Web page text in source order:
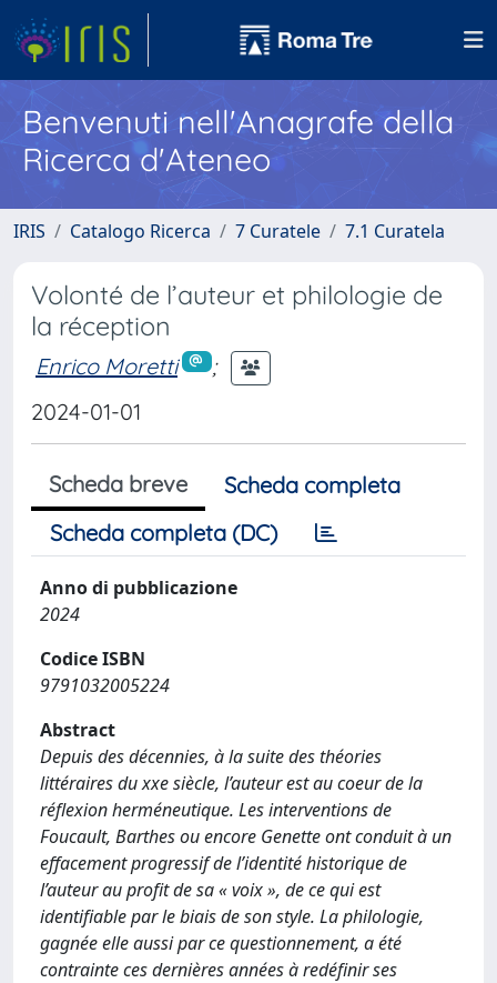
Benvenuti nell'Anagrafe della
Ricerca d'Ateneo
IRIS Catalogo Ricerca 7 Curatele 7.1 Curatela
Volonté de l’auteur et philologie de
la réception
Enrico Moretti
;
2024-01-01
Scheda breve
Scheda completa
Scheda completa (DC)
Anno di pubblicazione
2024
Codice ISBN
9791032005224
Abstract
Depuis des décennies, à la suite des théories
littéraires du xxe siècle, l’auteur est au coeur de la
réflexion herméneutique. Les interventions de
Foucault, Barthes ou encore Genette ont conduit à un
effacement progressif de l’identité historique de
l’auteur au profit de sa « voix », de ce qui est
identifiable par le biais de son style. La philologie,
gagnée elle aussi par ce questionnement, a été
contrainte ces dernières années à redéfinir ses